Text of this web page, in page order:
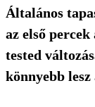
Általános
az első percek
tested
könnyebb lesz